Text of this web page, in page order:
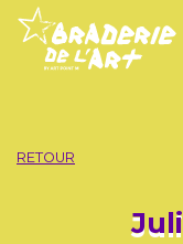
RETOUR